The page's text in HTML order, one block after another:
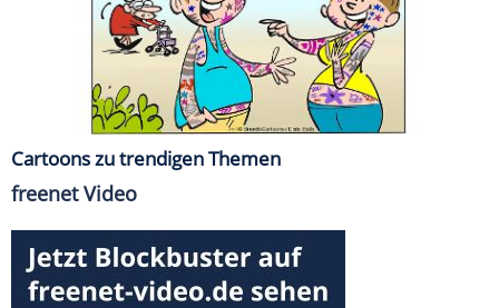
Cartoons zu trendigen Themen
freenet Video